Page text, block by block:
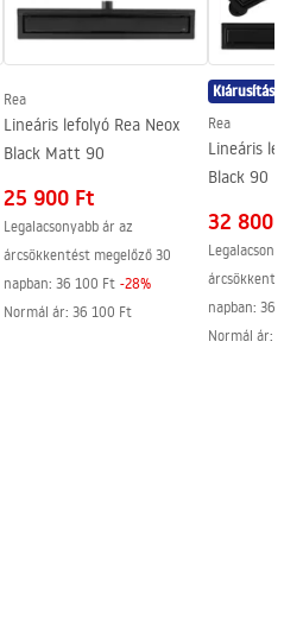
195cm
Alumínium
igen
1490 -1510
Igen
Rea
Lineáris lefolyó Rea Neox
Black Matt 90
25 900 Ft
Legalacsonyabb ár az
árcsökkentést megelőző 30
napban: 36 100 Ft -28%
Normál ár: 36 100 Ft
Kiárusítás
Rea
Lineáris
Black 90
32 800 Ft
árcsökkentést
napban: 36
Normál ár: